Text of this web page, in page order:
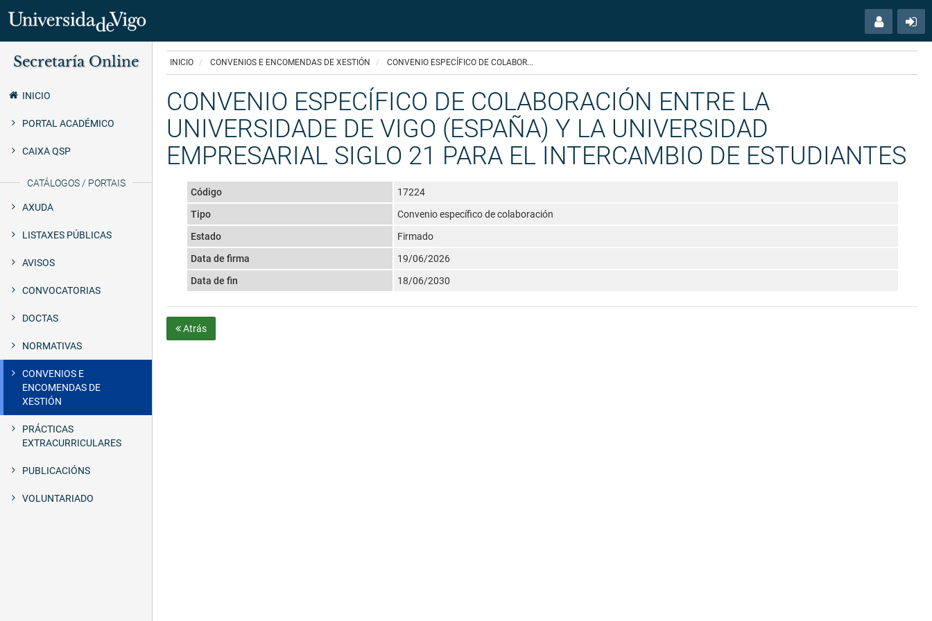
principal
Menú
usuario
Secretaría Online
INICIO
PORTAL ACADÉMICO
CAIXA QSP
CATÁLOGOS / PORTAIS
AXUDA
LISTAXES PÚBLICAS
AVISOS
CONVOCATORIAS
DOCTAS
NORMATIVAS
CONVENIOS E
ENCOMENDAS DE
XESTIÓN
PRÁCTICAS
EXTRACURRICULARES
PUBLICACIÓNS
VOLUNTARIADO
Secretaría
Uvigo
INICIO CONVENIOS E ENCOMENDAS DE XESTIÓN CONVENIO ESPECÍFICO DE COLABOR...
CONVENIO ESPECÍFICO DE COLABORACIÓN ENTRE LA
UNIVERSIDADE DE VIGO (ESPAÑA) Y LA UNIVERSIDAD
EMPRESARIAL SIGLO 21 PARA EL INTERCAMBIO DE ESTUDIANTES
Código
17224
Tipo
Convenio específico de colaboración
Estado
Firmado
Data de firma
19/06/2026
Data de fin
18/06/2030
Atrás